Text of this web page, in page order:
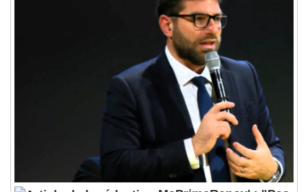
Chapters
descriptions off
, selected
subtitles settings
, opens subtitles
settings dialog
subtitles off
, selected